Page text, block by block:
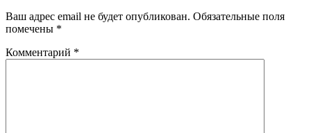
Ваш адрес email не будет опубликован. Обязательные поля
помечены *
Комментарий *